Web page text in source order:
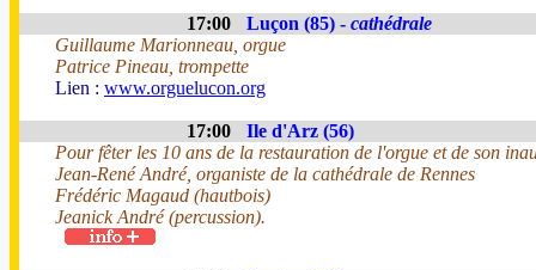
17:00 Luçon (85) - cathédrale
Guillaume Marionneau, orgue
Patrice Pineau, trompette
Lien : www.orguelucon.org
17:00
Ile d'Arz (56)
Pour fêter les 10 ans de la restauration de l'orgue et de son
Jean-René André, organiste de la cathédrale de Rennes
Frédéric Magaud (hautbois)
Jeanick André (percussion).